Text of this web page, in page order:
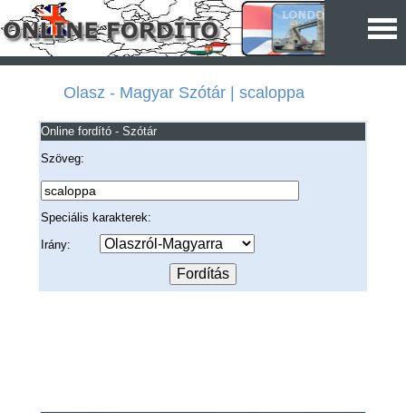
Olasz - Magyar Szótár | scaloppa
Online fordító - Szótár
Szöveg:
Speciális karakterek:
Irány: